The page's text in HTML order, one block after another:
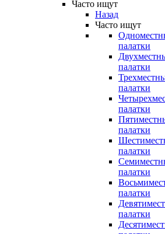
Часто ищут
Назад
Часто ищут
палатки
палатки
палатки
палатки
палатки
палатки
палатки
палатки
палатки